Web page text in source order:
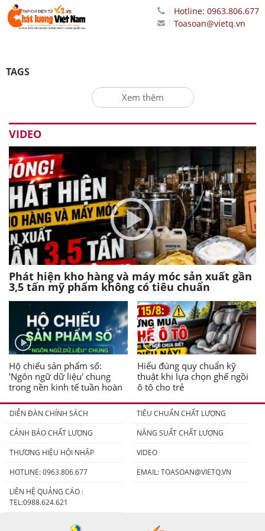
Hotline: 0963.806.677
Toasoan@vietq.vn
TAGS
Xem thêm
VIDEO
Phát hiện kho hàng và máy móc sản xuất gần
3,5 tấn mỹ phẩm không có tiêu chuẩn
Hộ chiếu sản phẩm số:
'Ngôn ngữ dữ liệu' chung
trong nền kinh tế tuần hoàn
Hiểu đúng quy chuẩn kỹ
thuật khi lựa chọn ghế ngồi
ô tô cho trẻ
DIỄN ĐÀN CHÍNH SÁCH
TIÊU CHUẨN CHẤT LƯỢNG
CẢNH BÁO CHẤT LƯỢNG
NĂNG SUẤT CHẤT LƯỢNG
THƯƠNG HIỆU HỘI NHẬP
VIDEO
HOTLINE: 0963.806.677
EMAIL:TOASOAN@VIETQ.VN
LIÊN HỆ QUẢNG CÁO :
TEL:0988.624.621